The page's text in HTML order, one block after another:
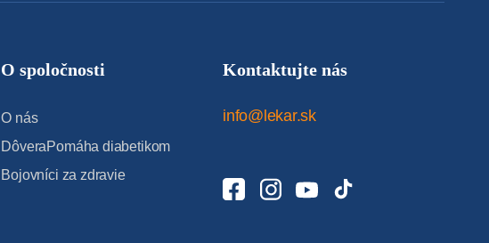
O spoločnosti
O nás
DôveraPomáha diabetikom
Bojovníci za zdravie
Kontaktujte nás
info@lekar.sk